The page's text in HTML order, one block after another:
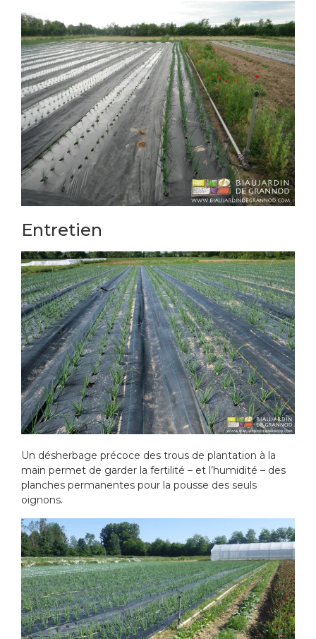
Entretien
Un désherbage précoce des trous de plantation à la
main permet de garder la fertilité – et l’humidité – des
planches permanentes pour la pousse des seuls
oignons.